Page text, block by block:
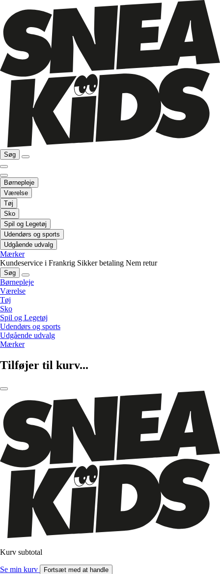
Søg
Børnepleje
Værelse
Tøj
Sko
Spil og Legetøj
Udendørs og sports
Udgående udvalg
Mærker
Kundeservice i Frankrig Sikker betaling Nem retur
Søg
Børnepleje
Værelse
Tøj
Sko
Spil og Legetøj
Udendørs og sports
Udgående udvalg
Mærker
Tilføjer til kurv...
Kurv subtotal
Se min kurv Fortsæt med at handle